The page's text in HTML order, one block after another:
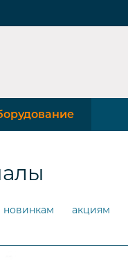
новинкам акциям